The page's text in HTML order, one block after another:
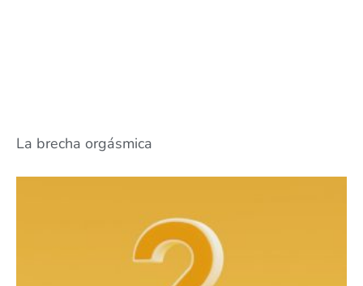
La brecha orgásmica